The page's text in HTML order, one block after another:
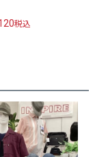
税込